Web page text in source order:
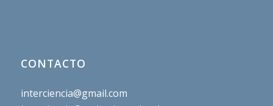
CONTACTO
interciencia@gmail.com